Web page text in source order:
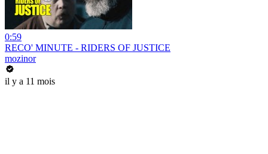
0:59
RECO' MINUTE - RIDERS OF JUSTICE
mozinor
il y a 11 mois